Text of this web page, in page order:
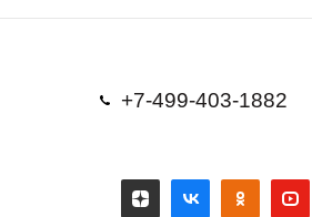
+7-499-403-1882